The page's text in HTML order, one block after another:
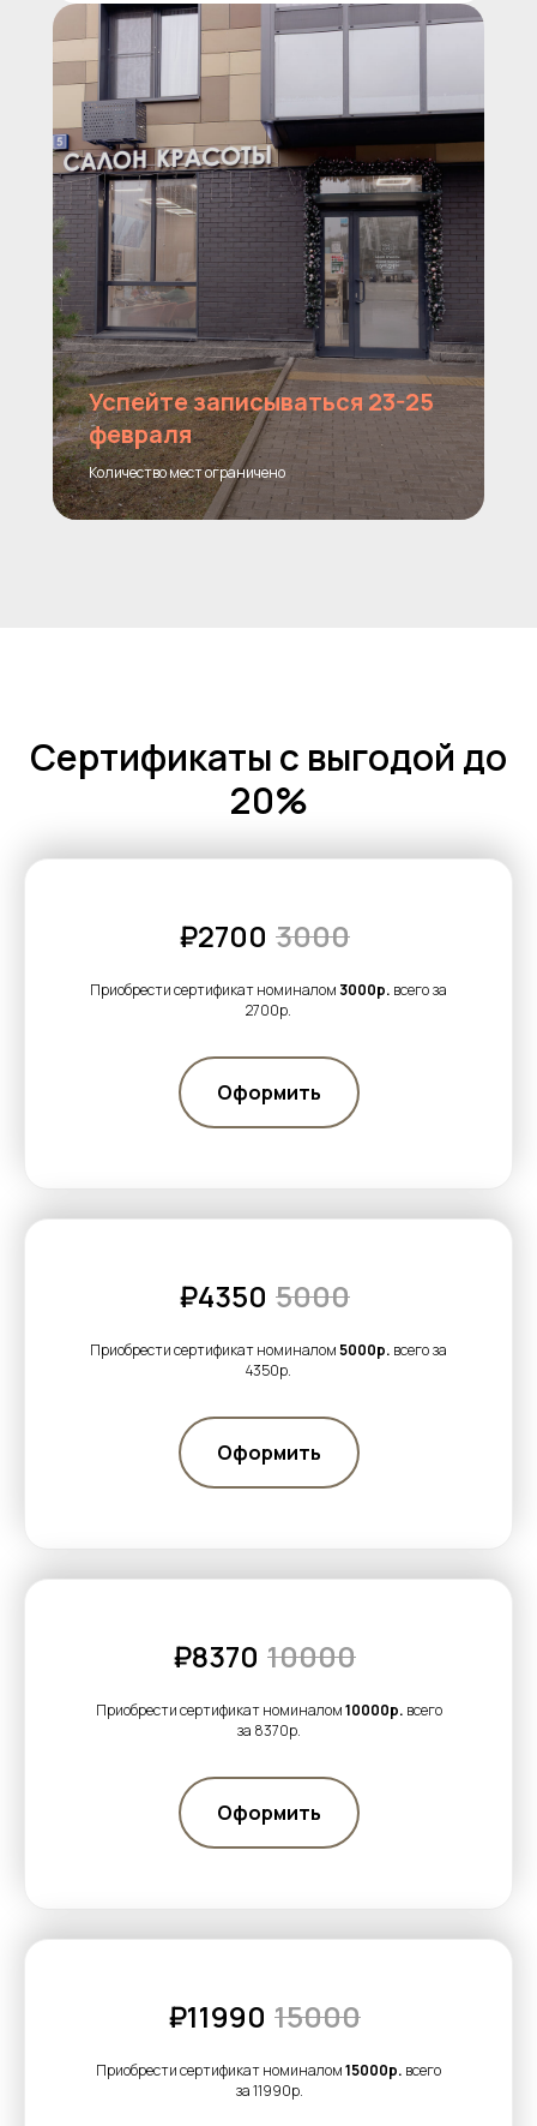
Успейте записываться 23-25
февраля
Количество мест ограничено
Сертификаты с выгодой до
20%
₽2700 3000
Приобрести сертификат номиналом 3000р. всего за
2700р.
Оформить
₽4350 5000
Приобрести сертификат номиналом5000р. всего за
4350р.
Оформить
₽8370 10000
Приобрести сертификат номиналом10000р. всего
за 8370р.
Оформить
₽11990 15000
Приобрести сертификат номиналом15000р. всего
за 11990р.